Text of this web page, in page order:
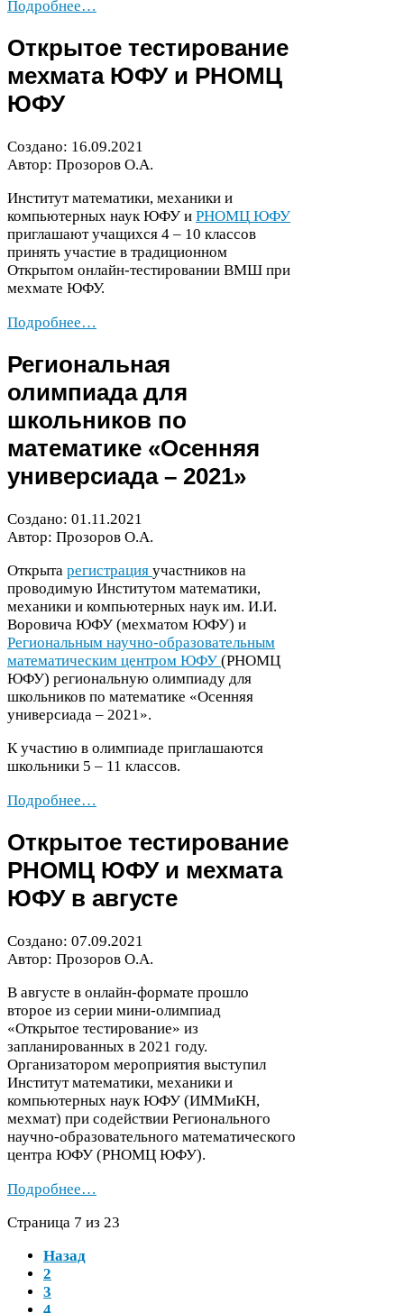
Подробнее…
Открытое тестирование
мехмата ЮФУи РНОМЦ
ЮФУ
Создано: 16.09.2021
Автор: Прозоров О.А.
Институт математики, механики и
компьютерных наукЮФУ и РНОМЦ ЮФУ
приглашают учащихся 4 – 10 классов
принять участие в традиционном
Открытом онлайн-​тестировании ВМШ при
мехмате ЮФУ.
Подробнее…
Региональная
олимпиада для
школьников по
математике «Осенняя
универсиада – 2021»
Создано: 01 .11 .2021
Автор: Прозоров О.А.
Открыта регистрация участников на
проводимую Институтом математики,
механики и компьютерных наук им. И.И.
Воровича ЮФУ (мехматом ЮФУ) и
Региональным научно-​образовательным
математическим центром ЮФУ (РНОМЦ
ЮФУ) региональную олимпиаду для
школьников по математике «Осенняя
универсиада – 2021».
К участию в олимпиаде приглашаются
школьники 5 – 11 классов.
Подробнее…
Открытое тестирование
РНОМЦ ЮФУи мехмата
ЮФУв августе
Создано: 07.09.2021
Автор: Прозоров О.А.
В августе в онлайн-​формате прошло
второе из серии мини-​олимпиад
«Открытое тестирование» из
запланированных в 2021 году.
Организатором мероприятия выступил
Институт математики, механики и
компьютерных наукЮФУ (ИММиКН,
мехмат) при содействии Регионального
научно-​образовательного математического
центра ЮФУ (РНОМЦ ЮФУ).
Подробнее…
Страница 7 из 23
Назад
2
3